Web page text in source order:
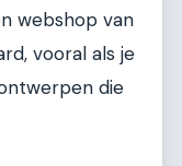
webshop van
vooral als je
die